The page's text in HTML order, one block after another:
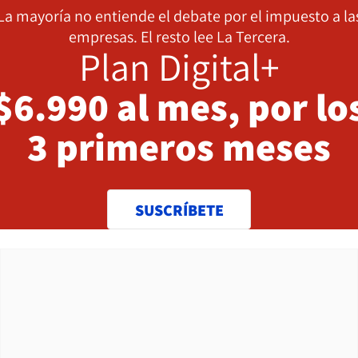
mayoría no entiende el debate por el impuesto a
empresas. El resto lee La Tercera.
Plan Digital+
al mes, por
3 primeros meses
SUSCRÍBETE